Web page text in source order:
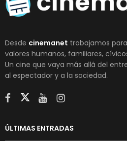
Desde cinemanet trabajamos
valores humanos, familiares,
Un cine que vaya más allá del
al espectador y a la sociedad.
ÚLTIMAS ENTRADAS